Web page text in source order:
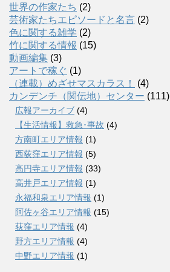
世界の作家たち (2)
芸術家たちエピソードと名言 (2)
色に関する雑学 (2)
竹に関する情報 (15)
動画編集 (3)
アートで稼ぐ (1)
（連載）めざせマスカラス！
(4)
カンデンチ（関伝地）センター (111)
広報アーカイブ (4)
【生活情報】救急･事故 (4)
方南町エリア情報 (1)
西荻窪エリア情報 (5)
高円寺エリア情報 (33)
高井戸エリア情報 (1)
永福和泉エリア情報 (1)
阿佐ヶ谷エリア情報 (15)
荻窪エリア情報 (4)
野方エリア情報 (4)
中野エリア情報 (1)